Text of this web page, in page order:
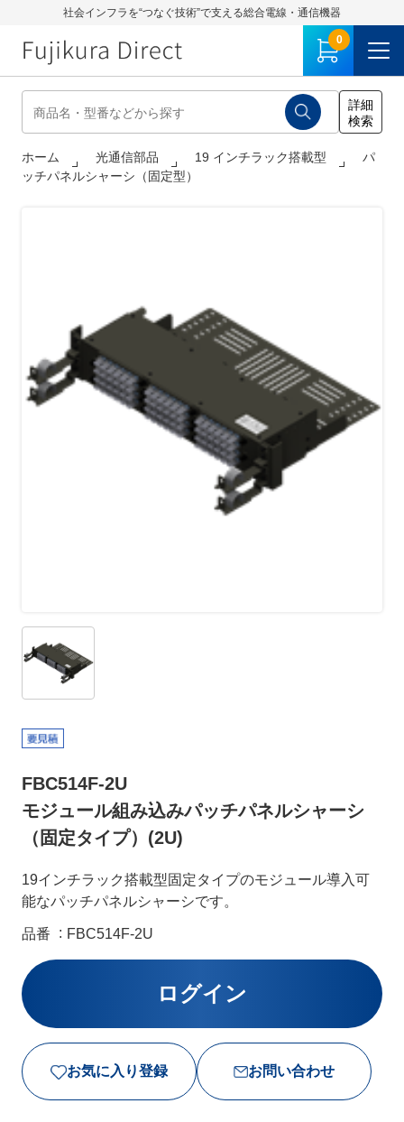
社会インフラを“つなぐ技術”で支える総合電線・通信機器
0
ホーム 光通信部品 19 インチラック搭載型
パ
ッチパネルシャーシ（固定型）
FBC514F-2U
モジュール組み込みパッチパネルシャーシ
（固定タイプ）(2U)
19インチラック搭載型固定タイプのモジュール導入可
能なパッチパネルシャーシです。
品番 FBC514F-2U
お気に入り登録 お問い合わせ